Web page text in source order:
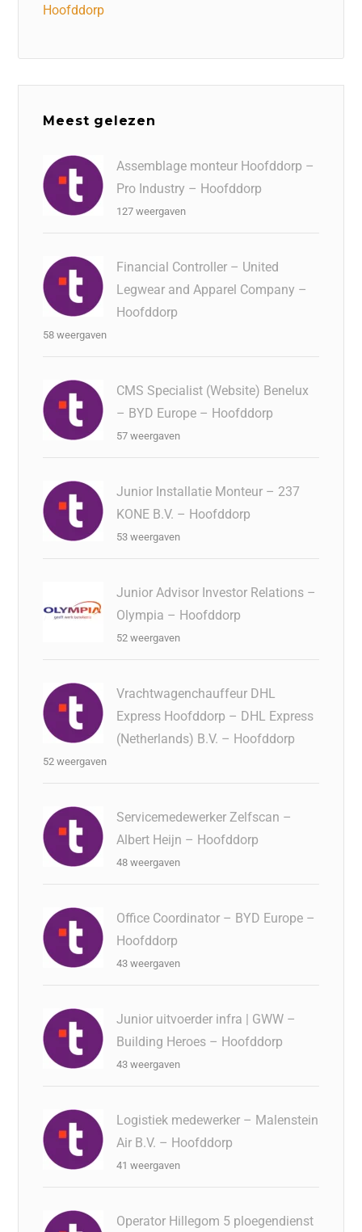
Hoofddorp
Meest gelezen
Assemblage monteur Hoofddorp –
Pro Industry – Hoofddorp
127 weergaven
Financial Controller – United
Legwear and Apparel Company –
Hoofddorp
58 weergaven
CMS Specialist (Website) Benelux
– BYD Europe – Hoofddorp
57 weergaven
Junior Installatie Monteur – 237
KONE B.V. – Hoofddorp
53 weergaven
Junior Advisor Investor Relations –
Olympia – Hoofddorp
52 weergaven
Vrachtwagenchauffeur DHL
Express Hoofddorp – DHL Express
(Netherlands) B.V. – Hoofddorp
52 weergaven
Servicemedewerker Zelfscan –
Albert Heijn – Hoofddorp
48 weergaven
Office Coordinator – BYD Europe –
Hoofddorp
43 weergaven
Junior uitvoerder infra | GWW –
Building Heroes – Hoofddorp
43 weergaven
Logistiek medewerker – Malenstein
Air B.V. – Hoofddorp
41 weergaven
Operator Hillegom 5 ploegendienst